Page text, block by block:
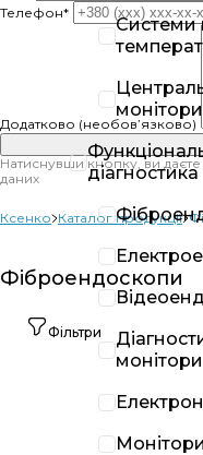
Телефон*
Додатково (необов’язково)
Натиснувши кнопку, ви
даних
Ксенко Каталог продукції
Фіброендоскопи
Фільтри
Системи
діагностика
монітори